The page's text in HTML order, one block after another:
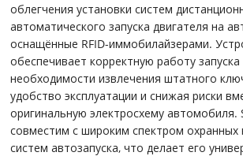
облегчения установки систем
автоматического запуска двигателя на
оснащённые RFID-иммобилайзерами.
обеспечивает корректную работу запуска
необходимости извлечения штатного
удобство эксплуатации и снижая риски
оригинальную электросхему автомобиля.
совместим с широким спектром охранных
систем автозапуска, что делает его